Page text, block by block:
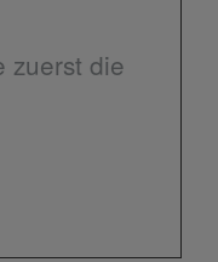
zuerst die